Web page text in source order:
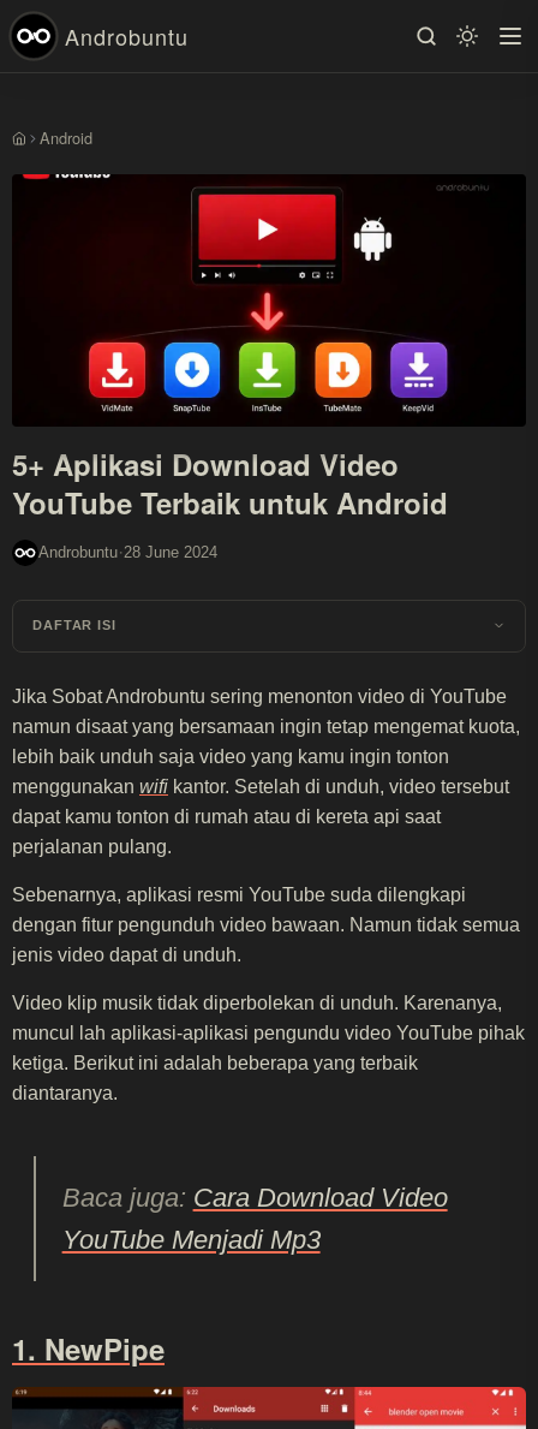
Androbuntu
BerandaAndroid
5+ Aplikasi Download Video
YouTube Terbaik untuk Android
Androbuntu·28 June 2024
DAFTAR ISI
Jika Sobat Androbuntu sering menonton video di YouTube
namun disaat yang bersamaan ingin tetap mengemat kuota,
lebih baik unduh saja video yang kamu ingin tonton
menggunakan wifi kantor. Setelah di unduh, video tersebut
dapat kamu tonton di rumah atau di kereta api saat
perjalanan pulang.
Sebenarnya, aplikasi resmi YouTube suda dilengkapi
dengan fitur pengunduh video bawaan. Namun tidak semua
jenis video dapat di unduh.
Video klip musik tidak diperbolekan di unduh. Karenanya,
muncul lah aplikasi-aplikasi pengundu video YouTube pihak
ketiga. Berikut ini adalah beberapa yang terbaik
diantaranya.
Baca juga: Cara Download Video
YouTube Menjadi Mp3
1. NewPipe